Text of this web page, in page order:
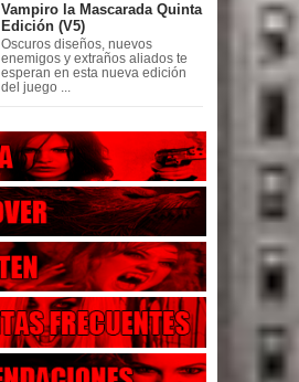
Vampiro la Mascarada Quinta
Edición (V5)
Oscuros diseños, nuevos
enemigos y extraños aliados te
esperan en esta nueva edición
del juego ...